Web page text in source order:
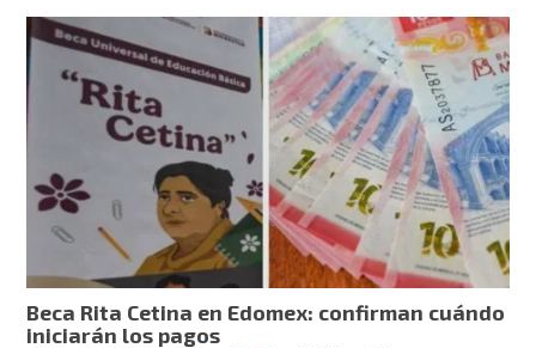
Gertrudis
Bocanegra:
estudiantes
Michoacán
recibirán
mil
900
pesos
para
transporte
escolar
Beca Rita Cetina en Edomex: confirman cuándo
iniciarán los pagos